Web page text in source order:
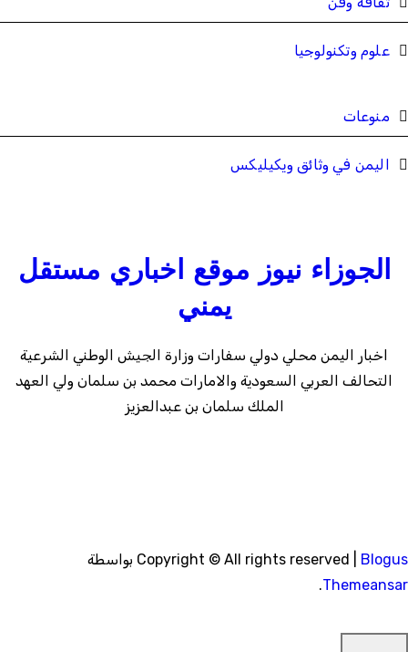
علوم وتكنولوجيا
منوعات
اليمن في وثائق ويكيليكس
الجوزاء نيوز موقع اخباري مستقل
يمني
اخبار اليمن محلي دولي سفارات وزارة الجيش الوطني الشرعية
التحالف العربي السعودية والامارات محمد بن سلمان ولي العهد
الملك سلمان بن عبدالعزيز
Copyright © All rights reserved Blogus
بواسطة
Themeansar
.